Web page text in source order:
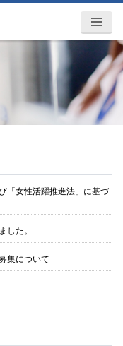
「女性活躍推進法」に基づ
した。
集について